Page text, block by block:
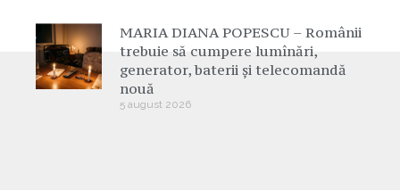
MARIA DIANA POPESCU – Românii
trebuie să cumpere lumînări,
generator, baterii și telecomandă
nouă
5 august 2026